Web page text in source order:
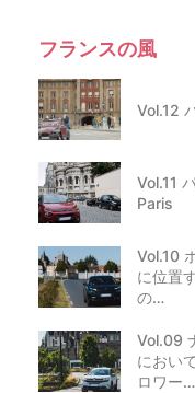
フランスの風
Vol.12
Vol.11
Paris
Vol.10
に位置
の…
Vol.09
におい
ロワー…